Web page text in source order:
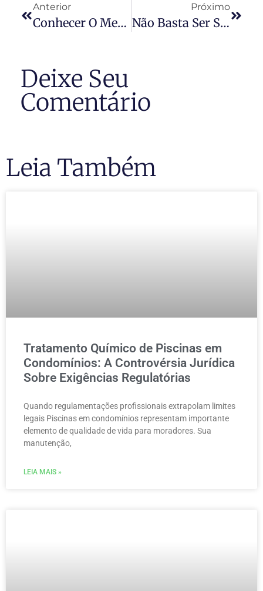
Anterior
Conhecer O Mercado Pode Ampliar Oportunidades
Próximo
Não Basta Ser Síndico, É Preciso Qualificação
Deixe Seu
Comentário
Leia Também
Tratamento Químico de Piscinas em
Condomínios: A Controvérsia Jurídica
Sobre Exigências Regulatórias
Quando regulamentações profissionais extrapolam limites
legais Piscinas em condomínios representam importante
elemento de qualidade de vida para moradores. Sua
manutenção,
LEIA MAIS »